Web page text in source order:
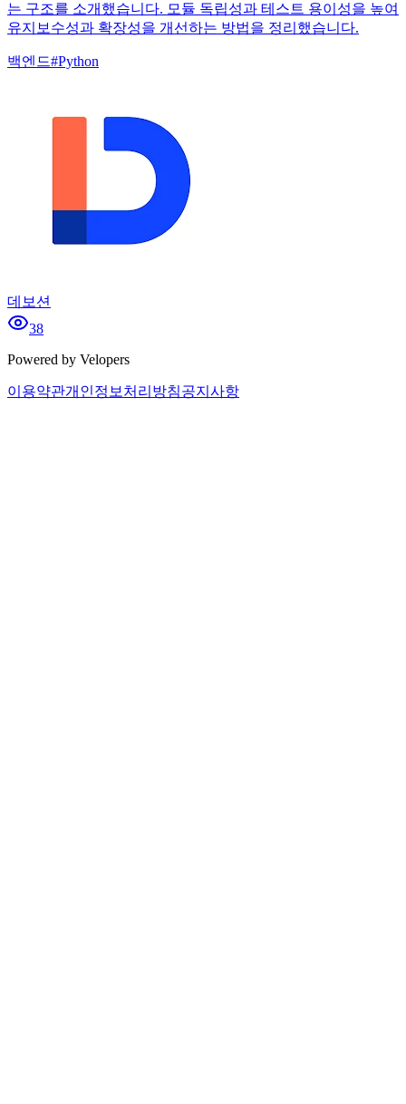
는 구조를 소개했습니다. 모듈 독립성과 테스트 용이성을 높여
유지보수성과 확장성을 개선하는 방법을 정리했습니다.
백엔드#Python
데보션
38
Powered by Velopers
이용약관개인정보처리방침공지사항